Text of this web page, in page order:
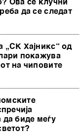
Ова се клучни
да се следат
„СК Хајникс“ од
покажува
на чиповите
да биде меѓу